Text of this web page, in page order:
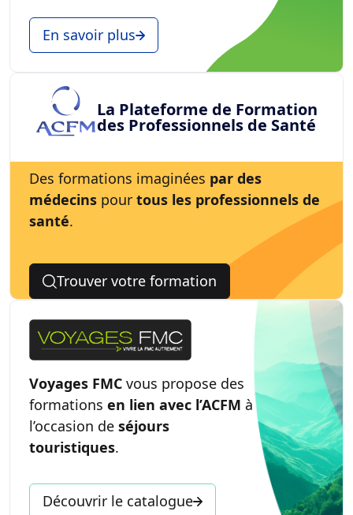
En savoir plus
La Plateforme de Formation
des Professionnels de Santé
Des formations imaginées par des
médecins pour tous les professionnels de
santé.
Trouver votre formation
Voyages FMC vous propose des
formations en lien avec l’ACFM à
l’occasion de séjours
touristiques.
Découvrir le catalogue